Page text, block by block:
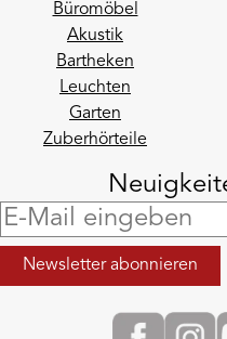
Büromöbel
Akustik
Bartheken
Leuchten
Garten
Zuberhörteile